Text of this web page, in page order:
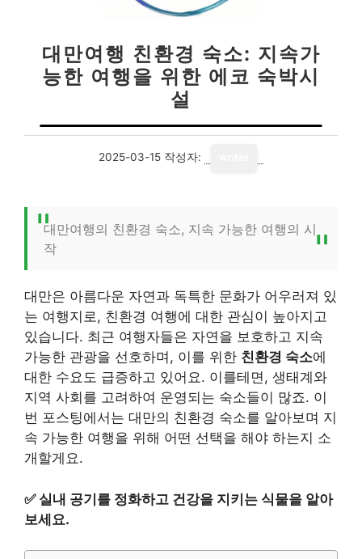
대만여행 친환경 숙소: 지속가
능한 여행을 위한 에코 숙박시
설
2025-03-15 작성자:
대만여행의 친환경 숙소, 지속 가능한 여행의 시
작
대만은 아름다운 자연과 독특한 문화가 어우러져 있
는 여행지로, 친환경 여행에 대한 관심이 높아지고
있습니다. 최근 여행자들은 자연을 보호하고 지속
가능한 관광을 선호하며, 이를 위한 친환경 숙소에
대한 수요도 급증하고 있어요. 이를테면, 생태계와
지역 사회를 고려하여 운영되는 숙소들이 많죠. 이
번 포스팅에서는 대만의 친환경 숙소를 알아보며 지
속 가능한 여행을 위해 어떤 선택을 해야 하는지 소
개할게요.
✅ 실내 공기를 정화하고 건강을 지키는 식물을 알아
보세요.